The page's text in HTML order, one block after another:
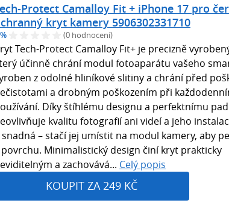
Protect Camalloy Fit + iPhone 17 pro
kryt kamery 5906302331710
(0 hodnocení)
Tech-Protect Camalloy Fit+ je precizně
účinně chrání modul fotoaparátu vašeho
z odolné hliníkové slitiny a chrání před
a drobným poškozením při
Díky štíhlému designu a perfektnímu
kvalitu fotografií ani videí a jeho
snadná – stačí jej umístit na modul kamery, aby
povrchu. Minimalistický design činí kryt prakticky
a zachovává... Celý popis
KOUPIT ZA 249 KČ